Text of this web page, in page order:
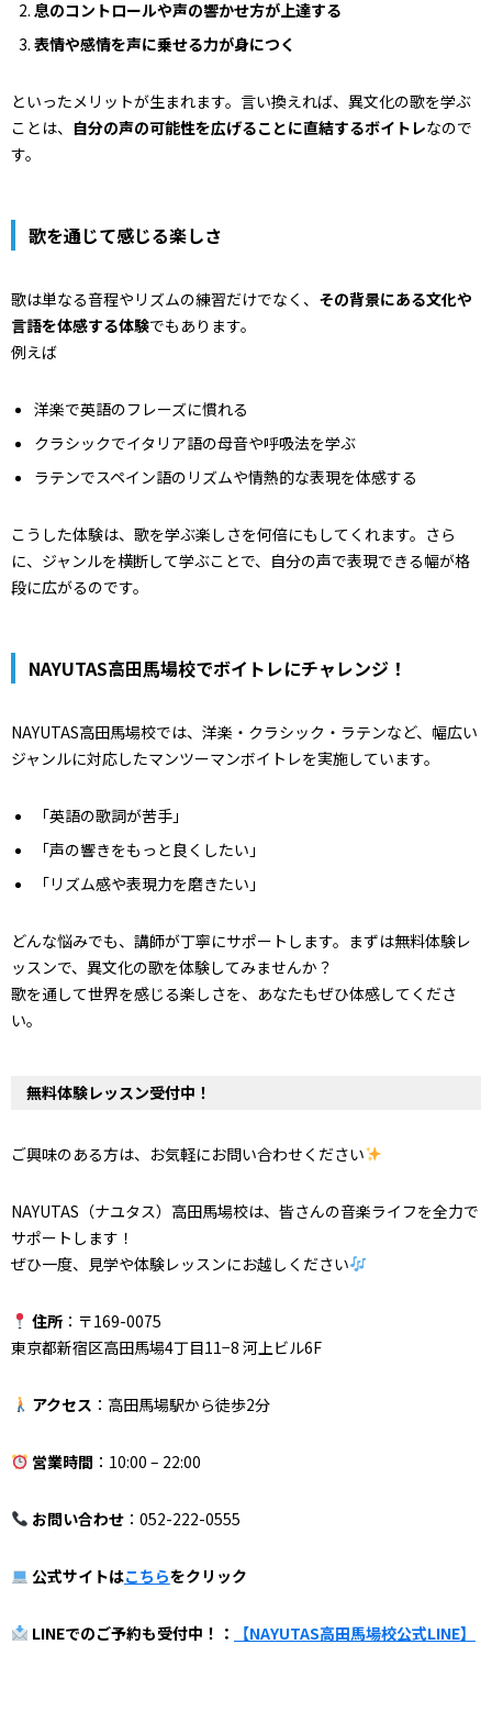
息のコントロールや声の響かせ方が上達する
表情や感情を声に乗せる力が身につく
といったメリットが生まれます。言い換えれば、異文化の歌を学ぶ
ことは、 自分の声の可能性を広げることに直結するボイトレなので
す。
歌を通じて感じる楽しさ
歌は単なる音程やリズムの練習だけでなく、 その背景にある文化や
言語を体感する体験でもあります。
例えば
洋楽で英語のフレーズに慣れる
クラシックでイタリア語の母音や呼吸法を学ぶ
ラテンでスペイン語のリズムや情熱的な表現を体感する
こうした体験は、歌を学ぶ楽しさを何倍にもしてくれます。さら
に、ジャンルを横断して学ぶことで、自分の声で表現できる幅が格
段に広がるのです。
NAYUTAS高田馬場校でボイトレにチャレンジ！
NAYUTAS高田馬場校では、洋楽・クラシック・ラテンなど、幅広い
ジャンルに対応したマンツーマンボイトレを実施しています。
「英語の歌詞が苦手」
「声の響きをもっと良くしたい」
「リズム感や表現力を磨きたい」
どんな悩みでも、講師が丁寧にサポートします。まずは無料体験レ
ッスンで、異文化の歌を体験してみませんか？
歌を通して世界を感じる楽しさを、あなたもぜひ体感してくださ
い。
無料体験レッスン受付中！
ご興味のある方は、お気軽にお問い合わせください
NAYUTAS（ナユタス）高田馬場校は、皆さんの音楽ライフを全力で
サポートします！
ぜひ一度、見学や体験レッスンにお越しください
住所：〒169-0075
東京都新宿区高田馬場4丁目11−8 河上ビル6F
アクセス ：高田馬場駅から徒歩2分
営業時間 ：10:00 – 22:00
お問い合わせ：052-222-0555
公式サイトはこちらをクリック
LINEでのご予約も受付中！： 【NAYUTAS高田馬場校公式LINE】